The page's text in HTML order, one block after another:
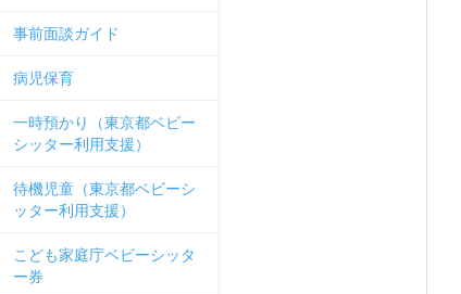
事前面談ガイド
病児保育
一時預かり（東京都ベビー
シッター利用支援）
待機児童（東京都ベビーシ
ッター利用支援）
こども家庭庁ベビーシッタ
ー券